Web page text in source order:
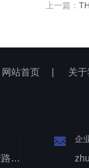
上一篇：
网站首页 关
上海张江医疗器械产业基地（瑞庆路528号）
企